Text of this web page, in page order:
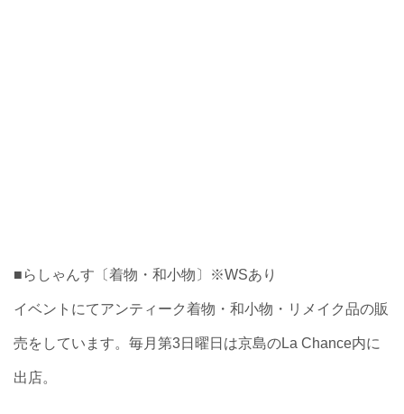
■らしゃんす〔着物・和小物〕※WSあり
イベントにてアンティーク着物・和小物・リメイク品の販
売をしています。毎月第3日曜日は京島のLa Chance内に
出店。